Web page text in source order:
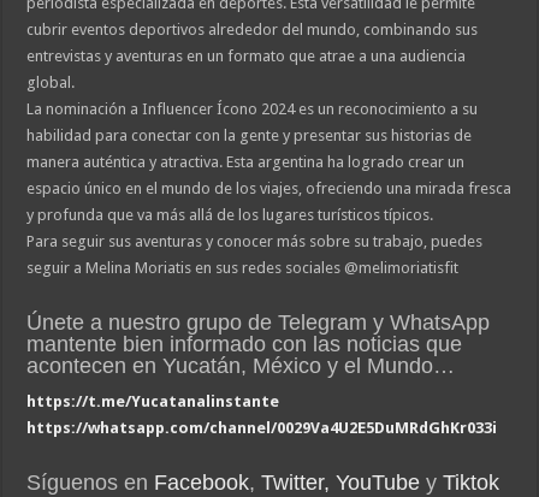
cubrir eventos deportivos alrededor del mundo, combinando sus
entrevistas y aventuras en un formato que atrae a una audiencia
global.
La nominación a Influencer Ícono 2024 es un reconocimiento a su
habilidad para conectar con la gente y presentar sus historias de
manera auténtica y atractiva. Esta argentina ha logrado crear un
espacio único en el mundo de los viajes, ofreciendo una mirada fresca
y profunda que va más allá de los lugares turísticos típicos.
Para seguir sus aventuras y conocer más sobre su trabajo, puedes
seguir a Melina Moriatis en sus redes sociales @melimoriatisfit
Únete a nuestro grupo de Telegram y WhatsApp
mantente bien informado con las noticias que
acontecen en Yucatán, México y el Mundo…
https://t.me/Yucatanalinstante
https://whatsapp.com/channel/0029Va4U2E5DuMRdGhKr033i
Síguenos en Facebook,Twitter, YouTube yTiktok